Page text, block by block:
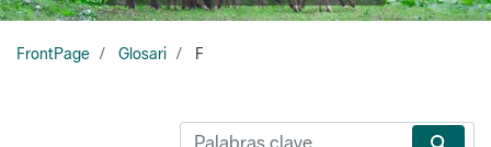
FrontPage Glosari F